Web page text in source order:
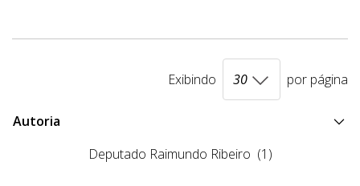
Exibindo por página
Autoria
Deputado Raimundo Ribeiro (1)